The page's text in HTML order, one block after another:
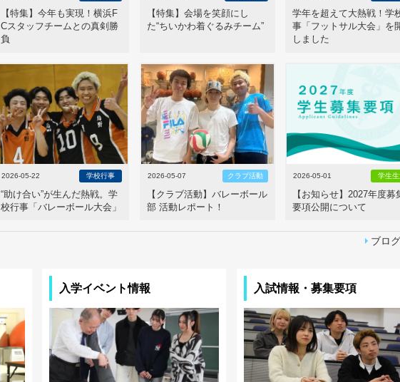
【特集】今年も実現！横浜F
Cスタッフチームとの真剣勝
負
【特集】会場を笑顔にし
た“ちいかわ着ぐるみチーム”
学年を超えて大熱戦！学
事「フットサル大会」を
しました
2026-05-22 学校行事
“助け合い”が生んだ熱戦。学
校行事「バレーボール大会」
2026-05-07 クラブ活動
【クラブ活動】バレーボール
部 活動レポート！
2026-05-01 学生
【お知らせ】2027年度募
要項公開について
ブロ
入学イベント情報 入試情報・募集要項